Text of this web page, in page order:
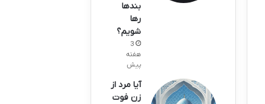
بندها
رها
شویم؟
3
هفته
پیش
آیا مرد از
زن فوت